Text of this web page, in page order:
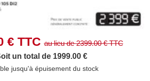
€ TTCau lieu de2399.00€ TTC
un total de 1999.00 €
jusqu'à épuisement du stock